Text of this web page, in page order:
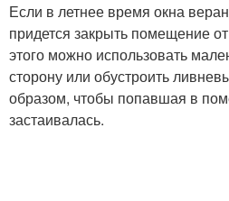
Если в летнее время окна
придется закрыть помещение
этого можно использовать
сторону или обустроить
образом, чтобы попавшая в
застаивалась.